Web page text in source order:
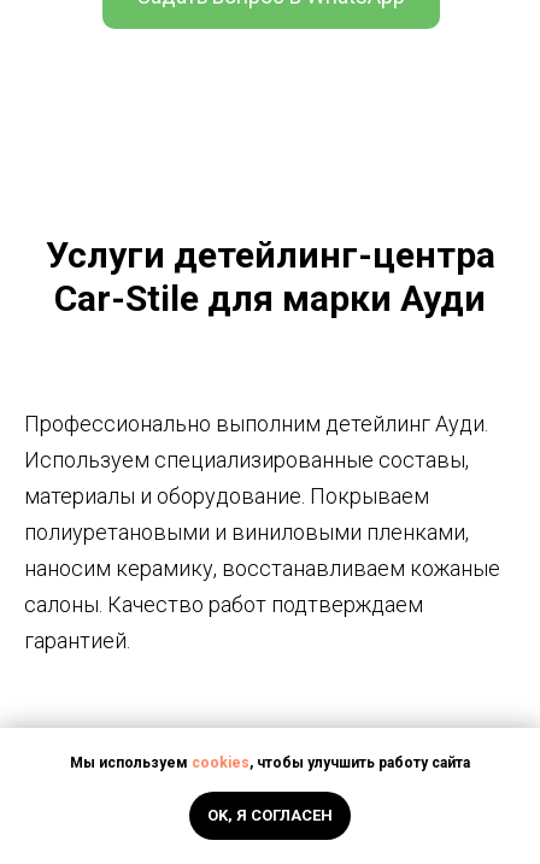
Услуги детейлинг-центра
Car-Stile для марки Ауди
Профессионально выполним детейлинг Ауди.
Используем специализированные составы,
материалы и оборудование. Покрываем
полиуретановыми и виниловыми пленками,
наносим керамику, восстанавливаем кожаные
салоны. Качество работ подтверждаем
гарантией.
Мы используем cookies, чтобы улучшить работу сайта
OK, Я СОГЛАСЕН